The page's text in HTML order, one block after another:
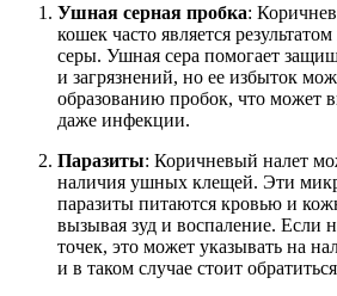
Ушная серная пробка:
кошек часто является
серы. Ушная сера помогает
и загрязнений, но ее избыток
образованию пробок, что может
даже инфекции.
Паразиты: Коричневый налет
наличия ушных клещей. Эти
паразиты питаются кровью и
вызывая зуд и воспаление. Если
точек, это может указывать на
и в таком случае стоит